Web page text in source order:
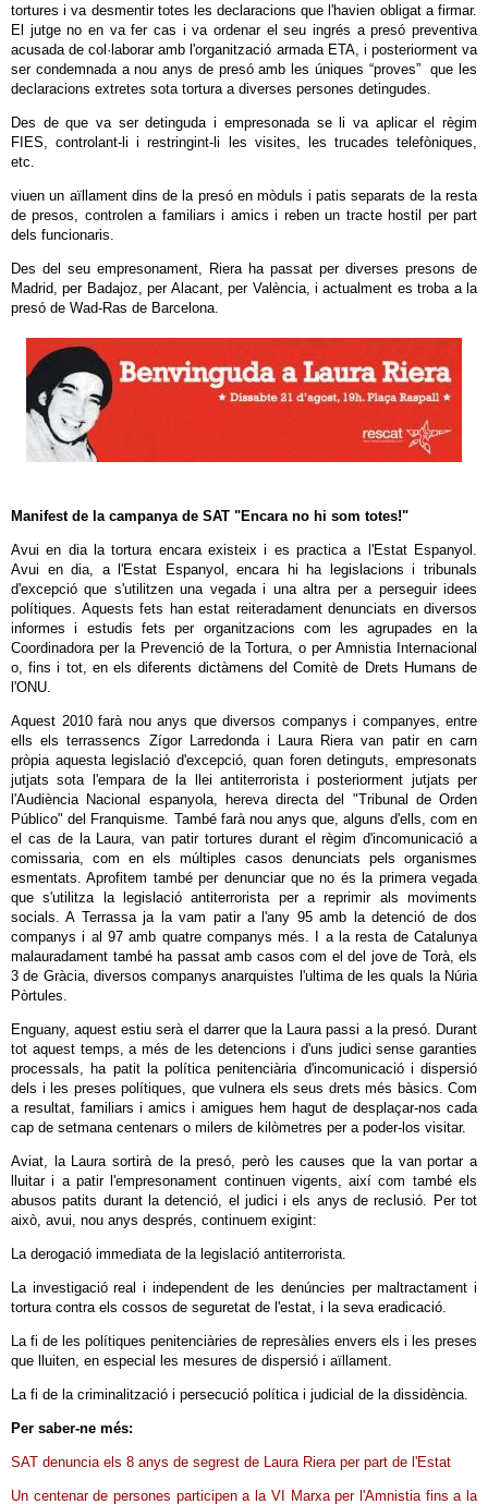
tortures i va desmentir totes les declaracions que l'havien obligat a firmar.
El jutge no en va fer cas i va ordenar el seu ingrés a presó preventiva
acusada de col·laborar amb l'organització armada ETA, i posteriorment va
ser condemnada a nou anys de presó amb les úniques “proves” que les
declaracions extretes sota tortura a diverses persones detingudes.
Des de que va ser detinguda i empresonada se li va aplicar el règim
FIES, controlant-li i restringint-li les visites, les trucades telefòniques,
etc.
viuen un aïllament dins de la presó en mòduls i patis separats de la resta
de presos, controlen a familiars i amics i reben un tracte hostil per part
dels funcionaris.
Des del seu empresonament, Riera ha passat per diverses presons de
Madrid, per Badajoz, per Alacant, per València, i actualment es troba a la
presó de Wad-Ras de Barcelona.
Manifest de la campanya de SAT "Encara no hi som totes!"
Avui en dia la tortura encara existeix i es practica a l'Estat Espanyol.
Avui en dia, a l'Estat Espanyol, encara hi ha legislacions i tribunals
d'excepció que s'utilitzen una vegada i una altra per a perseguir idees
polítiques. Aquests fets han estat reiteradament denunciats en diversos
informes i estudis fets per organitzacions com les agrupades en la
Coordinadora per la Prevenció de la Tortura, o per Amnistia Internacional
o, fins i tot, en els diferents dictàmens del Comitè de Drets Humans de
l'ONU.
Aquest 2010 farà nou anys que diversos companys i companyes, entre
ells els terrassencs Zígor Larredonda i Laura Riera van patir en carn
pròpia aquesta legislació d'excepció, quan foren detinguts, empresonats
jutjats sota l'empara de la llei antiterrorista i posteriorment jutjats per
l'Audiència Nacional espanyola, hereva directa del "Tribunal de Orden
Público" del Franquisme. També farà nou anys que, alguns d'ells, com en
el cas de la Laura, van patir tortures durant el règim d'incomunicació a
comissaria, com en els múltiples casos denunciats pels organismes
esmentats. Aprofitem també per denunciar que no és la primera vegada
que s'utilitza la legislació antiterrorista per a reprimir als moviments
socials. A Terrassa ja la vam patir a l'any 95 amb la detenció de dos
companys i al 97 amb quatre companys més. I a la resta de Catalunya
malauradament també ha passat amb casos com el del jove de Torà, els
3 de Gràcia, diversos companys anarquistes l'ultima de les quals la Núria
Pòrtules.
Enguany, aquest estiu serà el darrer que la Laura passi a la presó. Durant
tot aquest temps, a més de les detencions i d'uns judici sense garanties
processals, ha patit la política penitenciària d'incomunicació i dispersió
dels i les preses polítiques, que vulnera els seus drets més bàsics. Com
a resultat, familiars i amics i amigues hem hagut de desplaçar-nos cada
cap de setmana centenars o milers de kilòmetres per a poder-los visitar.
Aviat, la Laura sortirà de la presó, però les causes que la van portar a
lluitar i a patir l'empresonament continuen vigents, així com també els
abusos patits durant la detenció, el judici i els anys de reclusió. Per tot
això, avui, nou anys després, continuem exigint:
La derogació immediata de la legislació antiterrorista.
La investigació real i independent de les denúncies per maltractament i
tortura contra els cossos de seguretat de l'estat, i la seva eradicació.
La fi de les polítiques penitenciàries de represàlies envers els i les preses
que lluiten, en especial les mesures de dispersió i aïllament.
La fi de la criminalització i persecució política i judicial de la dissidència.
Per saber-ne més:
SAT denuncia els 8 anys de segrest de Laura Riera per part de l'Estat
Un centenar de persones participen a la VI Marxa per l'Amnistia fins a la